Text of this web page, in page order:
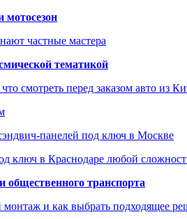
частные мастера
тематикой
смотреть перед заказом авто из
панелей под ключ в Москве
ключ в Краснодаре любой
транспорта
и как выбрать подходящее